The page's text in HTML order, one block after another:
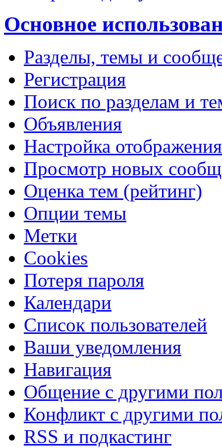
Основное
Разделы, темы и
Регистрация
Поиск по разделам и
Объявления
Настройка
Просмотр новых
Оценка тем (рейтинг)
Опции темы
Метки
Cookies
Потеря пароля
Календари
Список пользователей
Ваши уведомления
Навигация
Общение с другими
Конфликт с другими
RSS и подкастинг